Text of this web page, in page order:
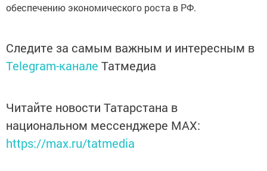
обеспечению экономического роста в РФ.
Следите за самым важным и интересным в
Telegram-канале Татмедиа
Читайте новости Татарстана в
национальном мессенджере MАХ:
https://max.ru/tatmedia